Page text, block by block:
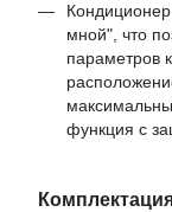
мной", что
параметров
функция с